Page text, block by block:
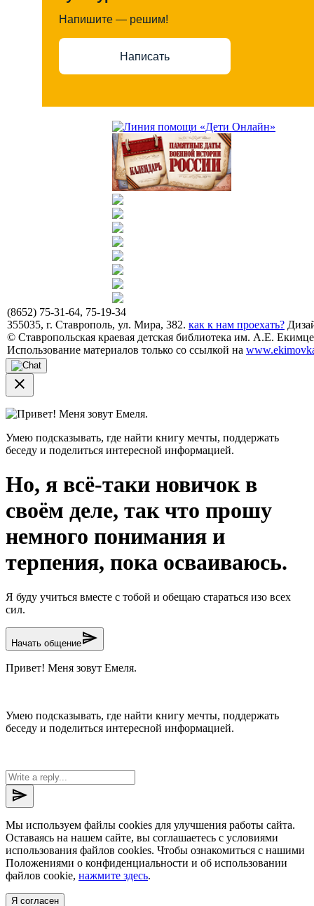
Напишите — решим!
Написать
(8652) 75-31-64, 75-19-34
355035, г. Ставрополь, ул. Мира, 382. как к нам проехать?
© Ставропольская краевая детская библиотека им. А.Е.
Использование материалов только со ссылкой на
close
Привет! Меня зовут Емеля.
Умею подсказывать, где найти книгу мечты, поддержать
беседу и поделиться интересной информацией.
Но, я всё-таки новичок в
своём деле, так что прошу
немного понимания и
терпения, пока осваиваюсь.
Я буду учиться вместе с тобой и обещаю стараться изо всех
сил.
Начать общениеsend
Привет! Меня зовут Емеля.
Умею подсказывать, где найти книгу мечты, поддержать
беседу и поделиться интересной информацией.
send
Мы используем файлы cookies для улучшения работы сайта.
Оставаясь на нашем сайте, вы соглашаетесь с условиями
использования файлов cookies. Чтобы ознакомиться с нашими
Положениями о конфиденциальности и об использовании
файлов cookie, нажмите здесь.
Я согласен